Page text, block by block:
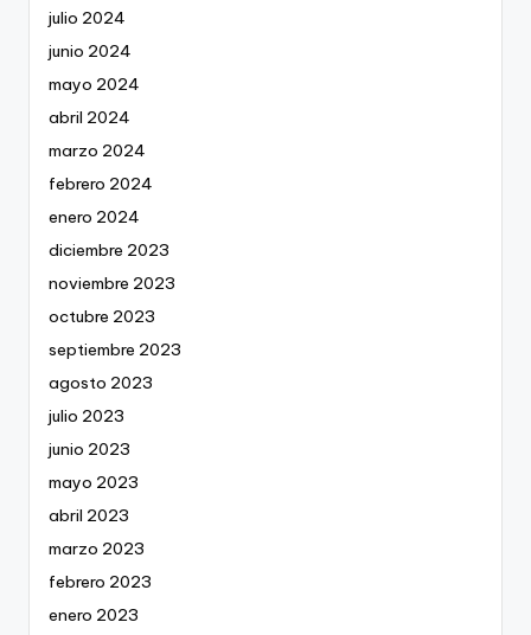
julio 2024
junio 2024
mayo 2024
abril 2024
marzo 2024
febrero 2024
enero 2024
diciembre 2023
noviembre 2023
octubre 2023
septiembre 2023
agosto 2023
julio 2023
junio 2023
mayo 2023
abril 2023
marzo 2023
febrero 2023
enero 2023